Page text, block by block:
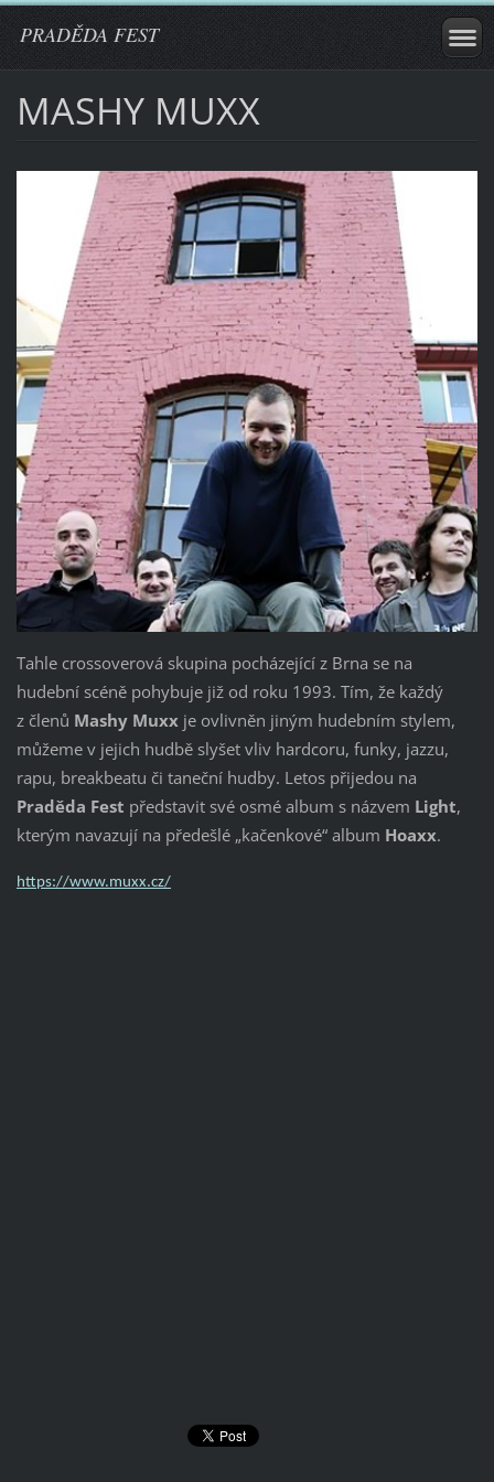
PRADĚDA FEST
MASHY MUXX
Tahle crossoverová skupina pocházející z Brna se na
hudební scéně pohybuje již od roku 1993. Tím, že každý
z členů Mashy Muxx je ovlivněn jiným hudebním stylem,
můžeme v jejich hudbě slyšet vliv hardcoru, funky, jazzu,
rapu, breakbeatu či taneční hudby. Letos přijedou na
Praděda Fest představit své osmé album s názvem Light,
kterým navazují na předešlé „kačenkové“ album Hoaxx.
https://www.muxx.cz/